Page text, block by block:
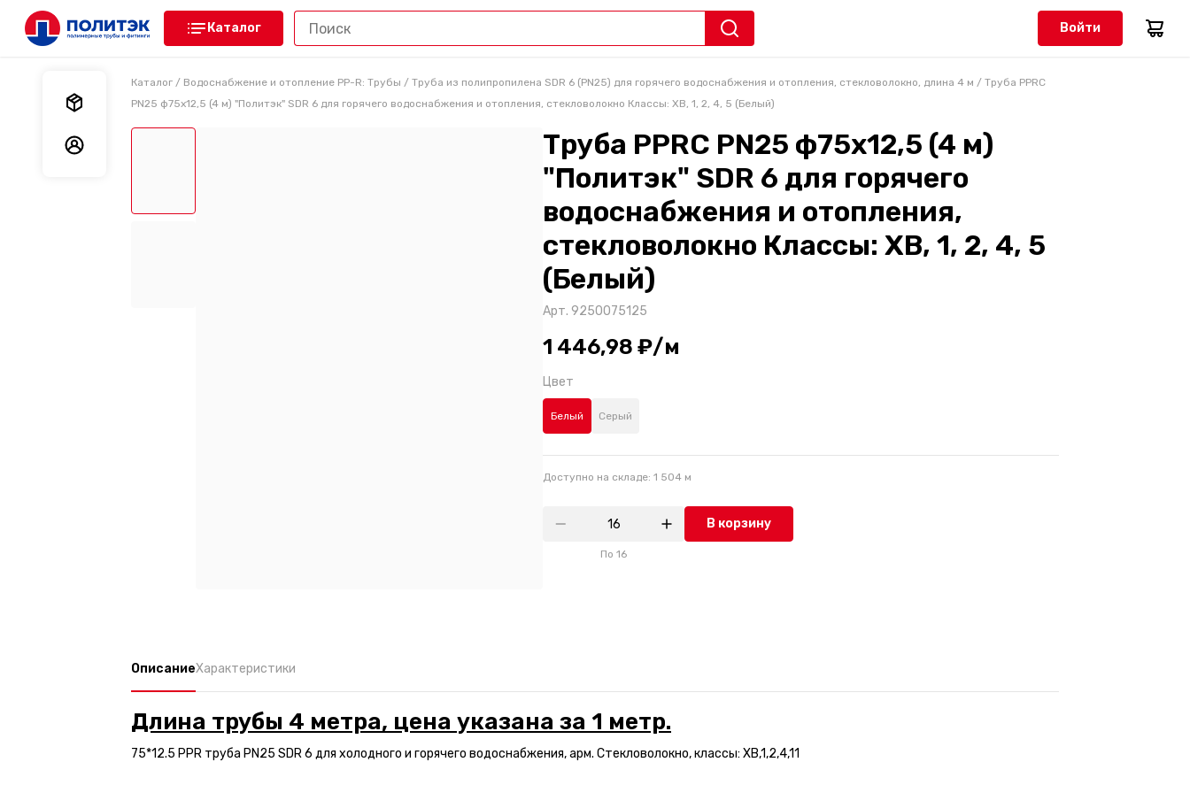
Каталог Войти
Мои заказы
Каталог / Водоснабжение и отопление PP-R: Трубы / Труба из полипропилена SDR 6 (PN25) для горячего водоснабжения и отопления, стекловолокно, длина 4 м / Труба PPRC
PN25 ф75х12,5 (4 м) "Политэк" SDR 6 для горячего водоснабжения и отопления, стекловолокно Классы: ХВ, 1, 2, 4, 5 (Белый)
Труба PPRC PN25 ф75х12,5 (4 м)
"Политэк" SDR 6 для горячего
водоснабжения и отопления,
стекловолокно Классы: ХВ, 1, 2, 4, 5
(Белый)
Арт. 9250075125
1 446,98 ₽/м
Цвет
Белый Серый
Доступно на складе: 1 504 м
По 16
В корзину
ОписаниеХарактеристики
Длина трубы 4 метра, цена указана за 1 метр.
75*12.5 PPR труба PN25 SDR 6 для холодного и горячего водоснабжения, арм. Стекловолокно, классы: ХВ,1,2,4,11